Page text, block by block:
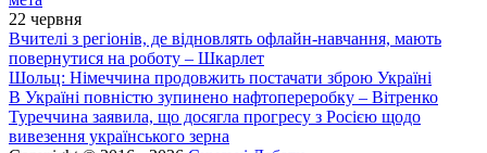
22 червня
Вчителі з регіонів, де відновлять офлайн-навчання, мають
повернутися на роботу – Шкарлет
Шольц: Німеччина продовжить постачати зброю Україні
В Україні повністю зупинено нафтопереробку – Вітренко
Туреччина заявила, що досягла прогресу з Росією щодо
вивезення українського зерна